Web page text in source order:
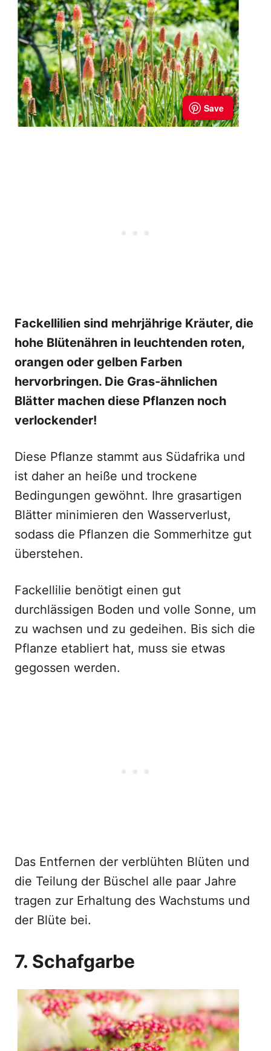
Fackellilien sind mehrjährige Kräuter, die
hohe Blütenähren in leuchtenden roten,
orangen oder gelben Farben
hervorbringen. Die Gras-ähnlichen
Blätter machen diese Pflanzen noch
verlockender!
Diese Pflanze stammt aus Südafrika und
ist daher an heiße und trockene
Bedingungen gewöhnt. Ihre grasartigen
Blätter minimieren den Wasserverlust,
sodass die Pflanzen die Sommerhitze gut
überstehen.
Fackellilie benötigt einen gut
durchlässigen Boden und volle Sonne, um
zu wachsen und zu gedeihen. Bis sich die
Pflanze etabliert hat, muss sie etwas
gegossen werden.
Das Entfernen der verblühten Blüten und
die Teilung der Büschel alle paar Jahre
tragen zur Erhaltung des Wachstums und
der Blüte bei.
7. Schafgarbe